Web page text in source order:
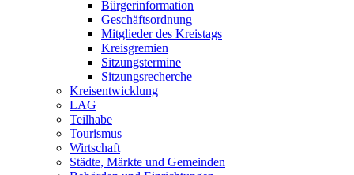
Bürgerinformation
Geschäftsordnung
Mitglieder des Kreistags
Kreisgremien
Sitzungstermine
Sitzungsrecherche
Kreisentwicklung
LAG
Teilhabe
Tourismus
Wirtschaft
Städte, Märkte und Gemeinden